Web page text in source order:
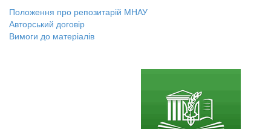
Положення про репозитарій МНАУ
Авторський договір
Вимоги до матеріалів